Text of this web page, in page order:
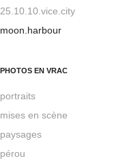
25.10.10.vice.city
moon.harbour
PHOTOS EN VRAC
portraits
mises en scène
paysages
pérou